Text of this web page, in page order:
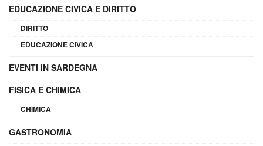
EDUCAZIONE CIVICA E DIRITTO
DIRITTO
EDUCAZIONE CIVICA
EVENTI IN SARDEGNA
FISICA E CHIMICA
CHIMICA
GASTRONOMIA